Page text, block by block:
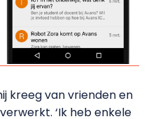
kreeg van vrienden en
‘Ik heb enkele